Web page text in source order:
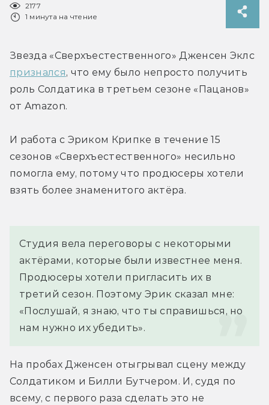
2177
1 минута на чтение
признался, что ему было непросто получить
роль Солдатика в третьем сезоне «Пацанов»
от Amazon.
И работа с Эриком Крипке в течение 15
сезонов «Сверхъестественного» несильно
помогла ему, потому что продюсеры хотели
взять более знаменитого актёра.
Студия вела переговоры с некоторыми
актёрами, которые были известнее меня.
Продюсеры хотели пригласить их в
третий сезон. Поэтому Эрик сказал мне:
«Послушай, я знаю, что ты справишься, но
нам нужно их убедить».
На пробах Дженсен отыгрывал сцену между
Солдатиком и Билли Бутчером. И, судя по
всему, с первого раза сделать это не